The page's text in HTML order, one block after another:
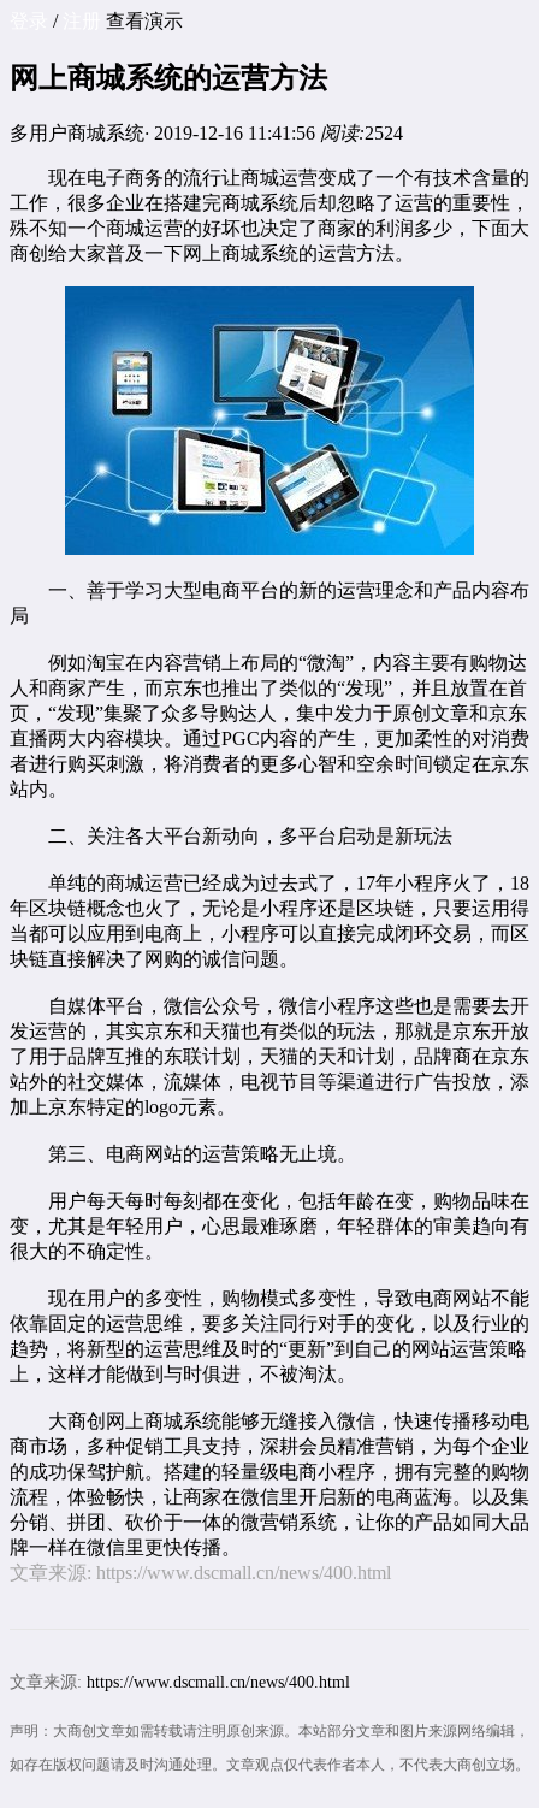
/注册 查看演示
网上商城系统的运营方法
多用户商城系统· 2019-12-16 11:41:56 阅读:2524
现在电子商务的流行让商城运营变成了一个有技术含量的
工作，很多企业在搭建完商城系统后却忽略了运营的重要性，
殊不知一个商城运营的好坏也决定了商家的利润多少，下面大
商创给大家普及一下网上商城系统的运营方法。
一、善于学习大型电商平台的新的运营理念和产品内容布
局
例如淘宝在内容营销上布局的“微淘”，内容主要有购物达
人和商家产生，而京东也推出了类似的“发现”，并且放置在首
页，“发现”集聚了众多导购达人，集中发力于原创文章和京东
直播两大内容模块。通过PGC内容的产生，更加柔性的对消费
者进行购买刺激，将消费者的更多心智和空余时间锁定在京东
站内。
二、关注各大平台新动向，多平台启动是新玩法
单纯的商城运营已经成为过去式了，17年小程序火了，18
年区块链概念也火了，无论是小程序还是区块链，只要运用得
当都可以应用到电商上，小程序可以直接完成闭环交易，而区
块链直接解决了网购的诚信问题。
自媒体平台，微信公众号，微信小程序这些也是需要去开
发运营的，其实京东和天猫也有类似的玩法，那就是京东开放
了用于品牌互推的东联计划，天猫的天和计划，品牌商在京东
站外的社交媒体，流媒体，电视节目等渠道进行广告投放，添
加上京东特定的logo元素。
第三、电商网站的运营策略无止境。
用户每天每时每刻都在变化，包括年龄在变，购物品味在
变，尤其是年轻用户，心思最难琢磨，年轻群体的审美趋向有
很大的不确定性。
现在用户的多变性，购物模式多变性，导致电商网站不能
依靠固定的运营思维，要多关注同行对手的变化，以及行业的
趋势，将新型的运营思维及时的“更新”到自己的网站运营策略
上，这样才能做到与时俱进，不被淘汰。
大商创网上商城系统能够无缝接入微信，快速传播移动电
商市场，多种促销工具支持，深耕会员精准营销，为每个企业
的成功保驾护航。搭建的轻量级电商小程序 ，拥有完整的购物
流程，体验畅快，让商家在微信里开启新的电商蓝海。以及集
分销、拼团、砍价于一体的微营销系统，让你的产品如同大品
牌一样在微信里更快传播。
文章来源: https://www.dscmall.cn/news/400.html
文章来源: https://www.dscmall.cn/news/400.html
声明：大商创文章如需转载请注明原创来源。本站部分文章和图片来源网络编辑，
如存在版权问题请及时沟通处理。文章观点仅代表作者本人，不代表大商创立场。